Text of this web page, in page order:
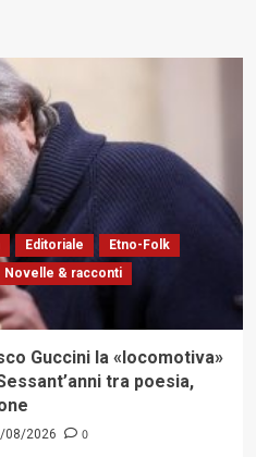
Editoriale
Etno-Folk
Novelle & racconti
Guccini la «locomotiva»
tra poesia,
08/2026 0